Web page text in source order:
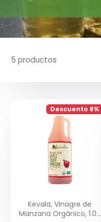
5 productos
Descuento 8%
Kevala, Vinagre de
Manzana Orgánico, 1.03